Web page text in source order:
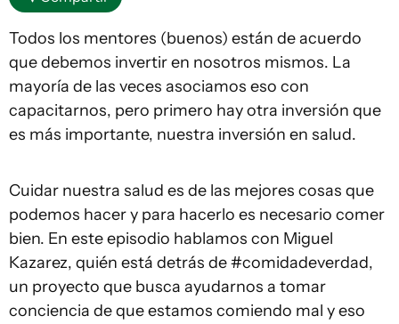
Todos los mentores (buenos) están de acuerdo
que debemos invertir en nosotros mismos. La
mayoría de las veces asociamos eso con
capacitarnos, pero primero hay otra inversión que
es más importante, nuestra inversión en salud.
Cuidar nuestra salud es de las mejores cosas que
podemos hacer y para hacerlo es necesario comer
bien. En este episodio hablamos con Miguel
Kazarez, quién está detrás de #comidadeverdad,
un proyecto que busca ayudarnos a tomar
conciencia de que estamos comiendo mal y eso